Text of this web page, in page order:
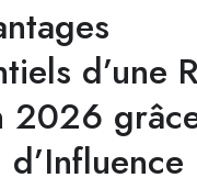
d’une
2026